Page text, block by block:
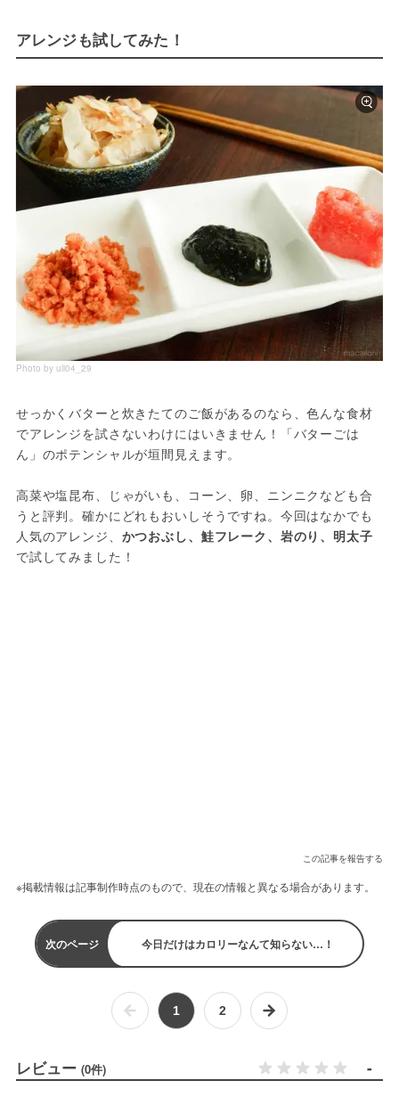
アレンジも試してみた！
Photo by uli04_29
せっかくバターと炊きたてのご飯があるのなら、色んな食材
でアレンジを試さないわけにはいきません！「バターごは
ん」のポテンシャルが垣間見えます。
高菜や塩昆布、じゃがいも、コーン、卵、ニンニクなども合
うと評判。確かにどれもおいしそうですね。今回はなかでも
人気のアレンジ、 かつおぶし、鮭フレーク、岩のり、明太子
で試してみました！
この記事を報告する
※掲載情報は記事制作時点のもので、現在の情報と異なる場合があります。
次のページ 今日だけはカロリーなんて知らない…！
1 2
レビュー (0件) -